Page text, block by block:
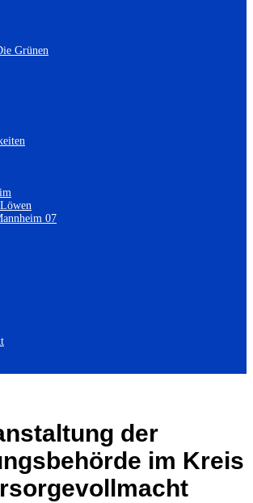
Grünen
07
der
im Kreis